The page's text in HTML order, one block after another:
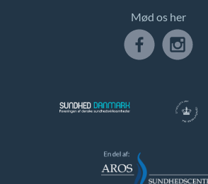
Mød os her